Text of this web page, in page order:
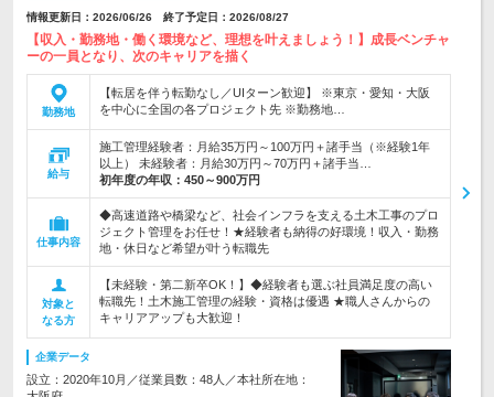
情報更新日：2026/06/26 終了予定日：2026/08/27
【収入・勤務地・働く環境など、理想を叶えましょう！】成長ベンチャ
ーの一員となり、次のキャリアを描く
勤務地
【転居を伴う転勤なし／UIターン歓迎】 ※東京・愛知・大阪
を中心に全国の各プロジェクト先 ※勤務地…
給与
施工管理経験者：月給35万円～100万円＋諸手当（※経験1年
以上） 未経験者：月給30万円～70万円＋諸手当…
初年度の年収： 450～900万円
仕事内容
◆高速道路や橋梁など、社会インフラを支える土木工事のプロ
ジェクト管理をお任せ！★経験者も納得の好環境！収入・勤務
地・休日など希望が叶う転職先
対象と
なる方
【未経験・第二新卒OK！】◆経験者も選ぶ社員満足度の高い
転職先！土木施工管理の経験・資格は優遇 ★職人さんからの
キャリアアップも大歓迎！
企業データ
設立：2020年10月／従業員数：48人／本社所在地：